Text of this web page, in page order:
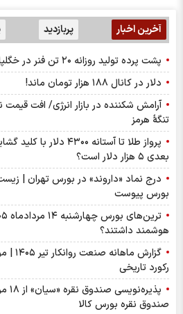
آخرین اخبار پربازدید
پشت پرده تولید روزانه ۲۰ تن فنر در خگلپا
دلار در کانال ۱۸۸ هزار تومان ماند!
آرامش شکننده در بازار انرژی/ افت
تنگۀ هرمز
پرواز طلا تا آستانه
بعدی ۵ هزار دلار است؟
درج نماد «داروند» در بورس تهران | زیست
بورس پیوست
هوشمند داشتند؟
رکورد تاریخی
صندوق نقره بورس کالا